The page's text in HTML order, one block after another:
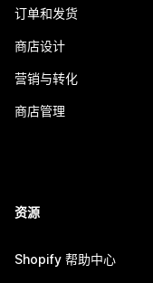
订单和发货
商店设计
营销与转化
商店管理
资源
Shopify 帮助中心